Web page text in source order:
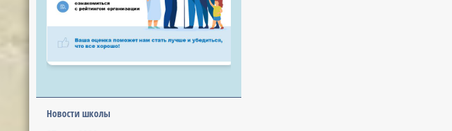
Новости школы